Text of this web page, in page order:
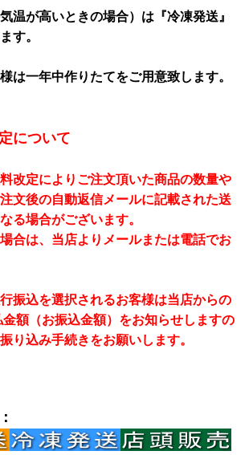
温が高いときの場合）は『冷凍発送』
す。
は一年中作りたてをご用意致します。
について
改定によりご注文頂いた商品の数量や
文後の自動返信メールに記載された送
る場合がございます。
合は、当店よりメールまたは電話でお
振込を選択されるお客様は当店からの
金額（お振込金額）をお知らせしますの
り込み手続きをお願いします。